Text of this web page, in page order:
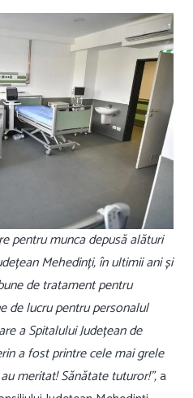
pentru munca depusă alături
Mehedinți, în ultimii ani și
de tratament pentru
de lucru pentru personalul
a Spitalului Județean de
a fost printre cele mai grele
meritat! Sănătate tuturor!”,a